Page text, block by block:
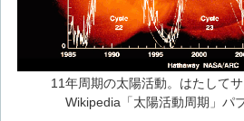
11年周期の太陽活動。はたして
Wikipedia「太陽活動周期」パ